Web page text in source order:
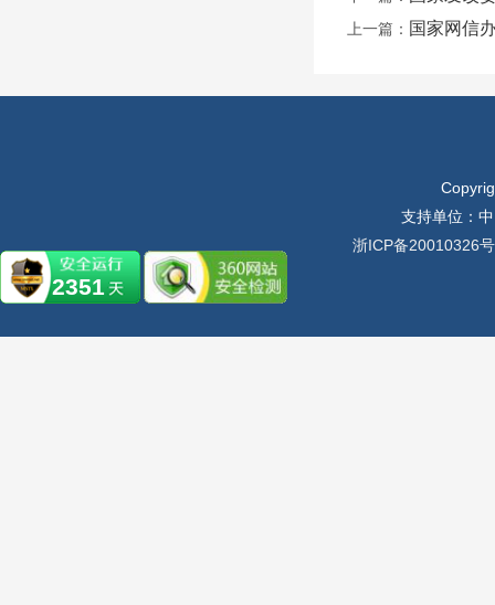
上一篇： 国家网信
支持单位：
浙ICP备20010326
2351